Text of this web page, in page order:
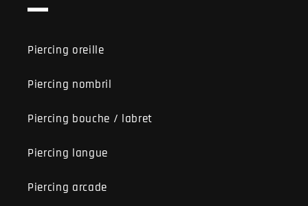
Piercing oreille
Piercing nombril
Piercing bouche / labret
Piercing langue
Piercing arcade